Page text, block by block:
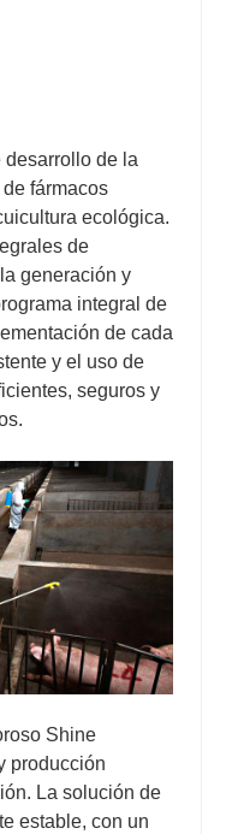
desarrollo de la
fármacos
ecológica.
de
generación y
integral de
de cada
y el uso de
seguros y
Shine
producción
La solución de
estable, con un